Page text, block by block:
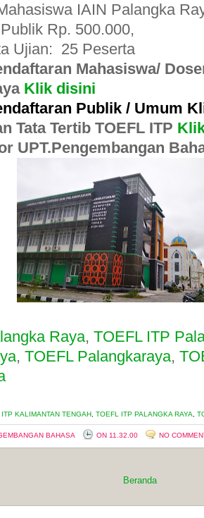
IAIN Palangka
Rp. 500.000,
Ujian: 25 Peserta
Mahasiswa/
Klik disini
Publik / Umum
Tata Tertib TOEFL ITP
UPT.Pengembangan
Raya, TOEFL ITP
, TOEFL Palangkaraya,
KALIMANTAN TENGAH TOEFL ITP PALANGKA RAYA
BAHASA ON 11.32.00 NO
Beranda